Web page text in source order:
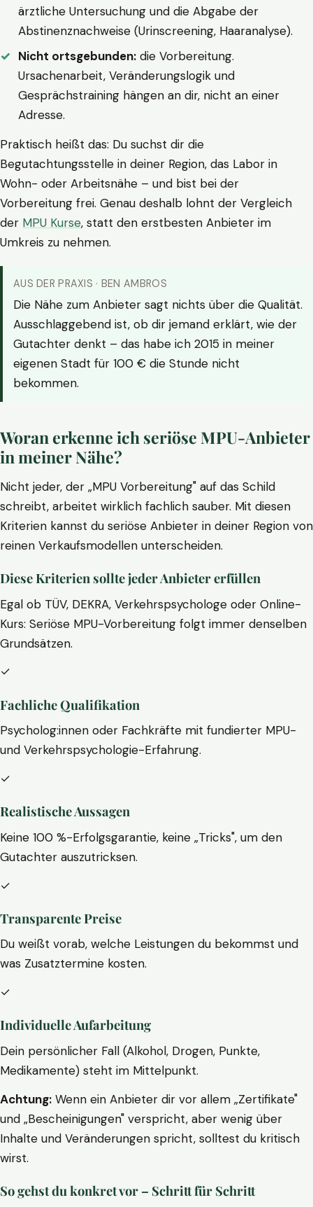
ärztliche Untersuchung und die Abgabe der
Abstinenznachweise (Urinscreening, Haaranalyse).
Nicht ortsgebunden: die Vorbereitung.
Ursachenarbeit, Veränderungslogik und
Gesprächstraining hängen an dir, nicht an einer
Adresse.
Praktisch heißt das: Du suchst dir die
Begutachtungsstelle in deiner Region, das Labor in
Wohn- oder Arbeitsnähe – und bist bei der
Vorbereitung frei. Genau deshalb lohnt der Vergleich
der MPU Kurse, statt den erstbesten Anbieter im
Umkreis zu nehmen.
AUS DER PRAXIS · BEN AMBROS
Die Nähe zum Anbieter sagt nichts über die Qualität.
Ausschlaggebend ist, ob dir jemand erklärt, wie der
Gutachter denkt – das habe ich 2015 in meiner
eigenen Stadt für 100 € die Stunde nicht
bekommen.
Woran erkenne ich seriöse MPU-Anbieter
in meiner Nähe?
Nicht jeder, der „MPU Vorbereitung" auf das Schild
schreibt, arbeitet wirklich fachlich sauber. Mit diesen
Kriterien kannst du seriöse Anbieter in deiner Region von
reinen Verkaufsmodellen unterscheiden.
Diese Kriterien sollte jeder Anbieter erfüllen
Egal ob TÜV, DEKRA, Verkehrspsychologe oder Online-
Kurs: Seriöse MPU-Vorbereitung folgt immer denselben
Grundsätzen.
✓
Fachliche Qualifikation
Psycholog:innen oder Fachkräfte mit fundierter MPU-
und Verkehrspsychologie-Erfahrung.
✓
Realistische Aussagen
Keine 100 %-Erfolgsgarantie, keine „Tricks", um den
Gutachter auszutricksen.
✓
Transparente Preise
Du weißt vorab, welche Leistungen du bekommst und
was Zusatztermine kosten.
✓
Individuelle Aufarbeitung
Dein persönlicher Fall (Alkohol, Drogen, Punkte,
Medikamente) steht im Mittelpunkt.
Achtung: Wenn ein Anbieter dir vor allem „Zertifikate"
und „Bescheinigungen" verspricht, aber wenig über
Inhalte und Veränderungen spricht, solltest du kritisch
wirst.
So gehst du konkret vor – Schritt für Schritt